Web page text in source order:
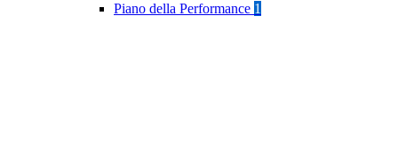
Piano della Performance 1